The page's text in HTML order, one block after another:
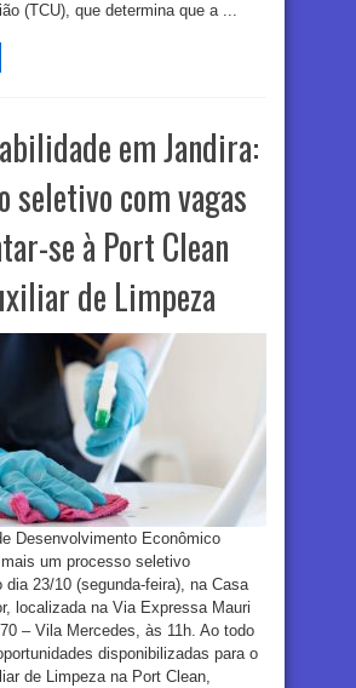
(TCU), que determina que a ...
em Jandira:
seletivo com vagas
se à Port Clean
de Limpeza
Desenvolvimento Econômico
um processo seletivo
dia 23/10 (segunda-feira), na Casa
localizada na Via Expressa Mauri
– Vila Mercedes, às 11h. Ao todo
disponibilizadas para o
de Limpeza na Port Clean,